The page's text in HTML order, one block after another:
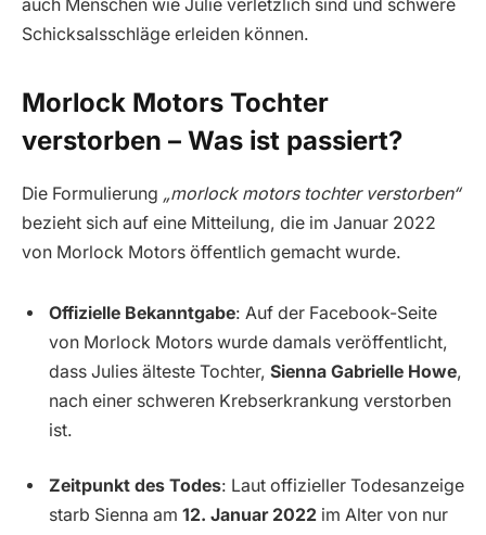
auch Menschen wie Julie verletzlich sind und schwere
Schicksalsschläge erleiden können.
Morlock Motors Tochter
verstorben – Was ist passiert?
Die Formulierung „morlock motors tochter verstorben“
bezieht sich auf eine Mitteilung, die im Januar 2022
von Morlock Motors öffentlich gemacht wurde.
Offizielle Bekanntgabe: Auf der Facebook-Seite
von Morlock Motors wurde damals veröffentlicht,
dass Julies älteste Tochter, Sienna Gabrielle Howe,
nach einer schweren Krebserkrankung verstorben
ist.
Zeitpunkt des Todes: Laut offizieller Todesanzeige
starb Sienna am 12. Januar 2022 im Alter von nur